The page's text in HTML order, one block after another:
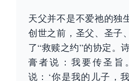
天父并不是不爱祂的独
创世之前，圣父、圣子
了“救赎之约”的协定。
膏者说：我要传圣旨
说：‘你是我的儿子，